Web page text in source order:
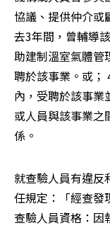
協議、提供仲介或
去3年間，曾輔導
助建制溫室氣體管
聘於該事業。或；
內，受聘於該事業
或人員與該事業之
係。
就查驗人員有違反
任規定：「經查發
查驗人員資格：因